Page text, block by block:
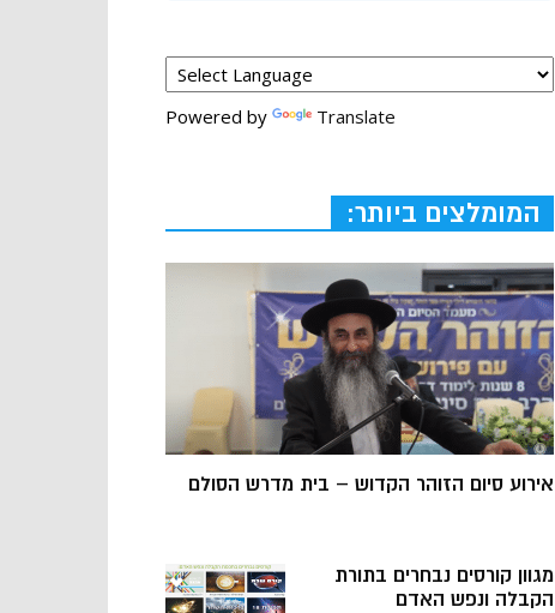
Powered by Translate
המומלצים ביותר:
אירוע סיום הזוהר הקדוש – בית מדרש הסולם
מגוון קורסים נבחרים בתורת
הקבלה ונפש האדם